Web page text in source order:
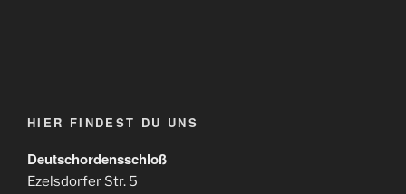
HIER FINDEST DU UNS
Deutschordensschloß
Ezelsdorfer Str. 5